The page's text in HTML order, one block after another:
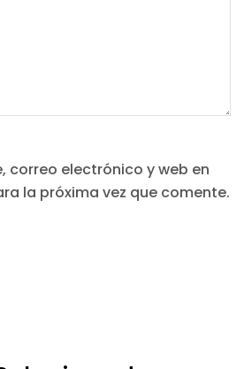
correo electrónico y web en
la próxima vez que comente.